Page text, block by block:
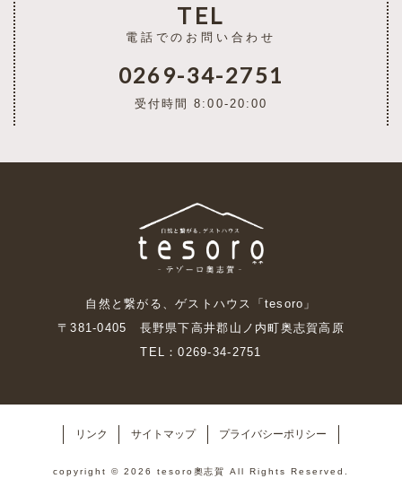
TEL
電話でのお問い合わせ
0269-34-2751
受付時間 8:00-20:00
自然と繋がる、ゲストハウス「tesoro」
〒381-0405 長野県下高井郡山ノ内町奥志賀高原
TEL：0269-34-2751
リンク サイトマップ プライバシーポリシー
copyright © 2026 tesoro奧志賀 All Rights Reserved.